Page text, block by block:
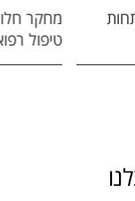
מחקר
טיפול